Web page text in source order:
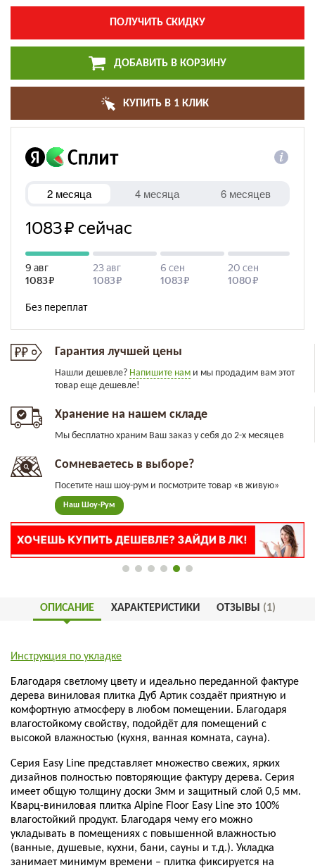
ПОЛУЧИТЬ СКИДКУ
ДОБАВИТЬ В КОРЗИНУ
КУПИТЬ В 1 КЛИК
Гарантия лучшей цены
Нашли дешевле? Напишите нам и мы продадим вам этот
товар еще дешевле!
Хранение на нашем складе
Мы бесплатно храним Ваш заказ у себя до 2-х месяцев
Сомневаетесь в выборе?
Посетите наш шоу-рум и посмотрите товар «в живую»
Наш Шоу-Рум
ОПИСАНИЕ ХАРАКТЕРИСТИКИ ОТЗЫВЫ (1)
Инструкция по укладке
Благодаря светлому цвету и идеально переданной фактуре
дерева виниловая плитка Дуб Артик создаёт приятную и
комфортную атмосферу в любом помещении. Благодаря
влагостойкому свойству, подойдёт для помещений с
высокой влажностью (кухня, ванная комната, сауна).
Серия Easy Line представляет множество свежих, ярких
дизайнов полностью повторяющие фактуру дерева. Серия
имеет общую толщину доски 3мм и защитный слой 0,5 мм.
Кварц-виниловая плитка Alpine Floor Easy Line это 100%
влагостойкий продукт. Благодаря чему его можно
укладывать в помещениях с повышенной влажностью
(ванные, душевые, кухни, бани, сауны и т.д.). Укладка
занимает минимум времени – плитка фиксируется на